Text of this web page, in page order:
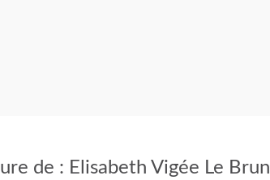
de : Elisabeth Vigée Le Brun